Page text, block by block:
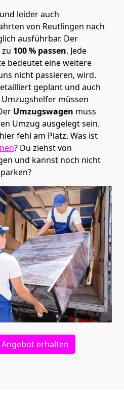
leider auch
von Reutlingen nach
ausführbar. Der
100 % passen. Jede
bedeutet eine weitere
nicht passieren, wird.
geplant und auch
müssen
Umzugswagen muss
Umzug ausgelegt sein.
fehl am Platz. Was ist
? Du ziehst von
und kannst noch nicht
erhalten